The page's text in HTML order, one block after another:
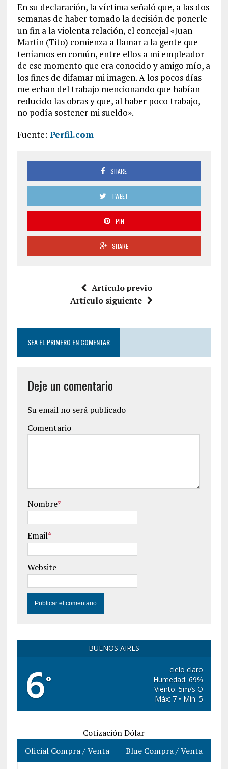
En su declaración, la víctima señaló que, a las dos
semanas de haber tomado la decisión de ponerle
un fin a la violenta relación, el concejal «Juan
Martin (Tito) comienza a llamar a la gente que
teníamos en común, entre ellos a mi empleador
de ese momento que era conocido y amigo mío, a
los fines de difamar mi imagen. A los pocos días
me echan del trabajo mencionando que habían
reducido las obras y que, al haber poco trabajo,
no podía sostener mi sueldo».
Fuente: Perfil.com
SHARE
TWEET
PIN
SHARE
Artículo previo
Artículo siguiente
SEA EL PRIMERO EN COMENTAR
Deje un comentario
Su email no será publicado
Comentario
Nombre*
Email*
Website
BUENOS AIRES
6°
cielo claro
Humedad: 69%
Viento: 5m/s O
Máx: 7 • Mín: 5
Cotización Dólar
Oficial Compra / Venta
Blue Compra / Venta